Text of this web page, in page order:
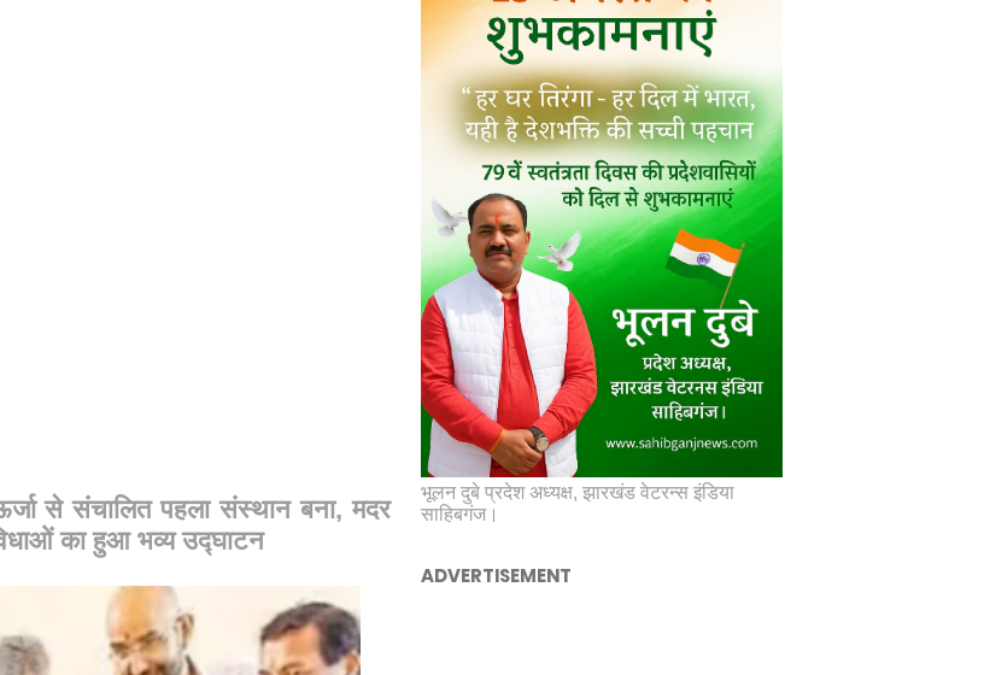
से संचालित पहला संस्थान बना, मदर
का हुआ भव्य उद्घाटन
भूलन दुबे प्रदेश अध्यक्ष, झारखंड वेटरन्स इंडिया
साहिबगंज।
ADVERTISEMENT